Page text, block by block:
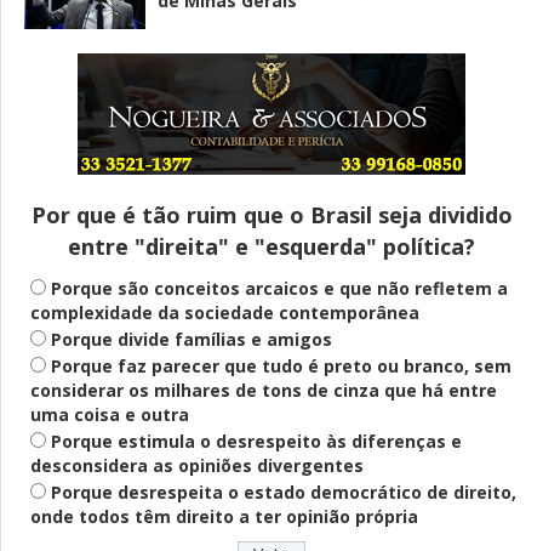
Entenda
Pix Pensão Alimentícia: entenda o que é
e como solicitar
Saúde Mental
Plataforma oferece escuta em saúde
mental para jovens no SUS Digital
Definido
PT lança Patrus Ananias como candidato
ao governo de Minas Gerais
Por que é tão ruim que o Brasil seja dividido
entre "direita" e "esquerda" política?
Porque são conceitos arcaicos e que não refletem a
complexidade da sociedade contemporânea
Porque divide famílias e amigos
Porque faz parecer que tudo é preto ou branco, sem
considerar os milhares de tons de cinza que há entre
uma coisa e outra
Porque estimula o desrespeito às diferenças e
desconsidera as opiniões divergentes
Porque desrespeita o estado democrático de direito,
onde todos têm direito a ter opinião própria